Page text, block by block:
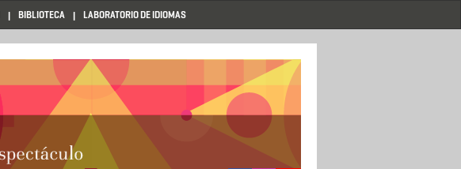
BIBLIOTECA LABORATORIO DE IDIOMAS